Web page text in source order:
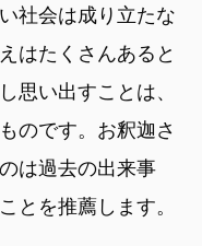
社会は成り立たな
はたくさんあると
思い出すことは、
のです。お釈迦さ
は過去の出来事
とを推薦します。